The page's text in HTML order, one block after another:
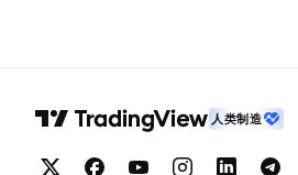
人类制造